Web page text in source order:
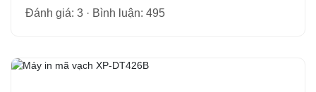
Đánh giá: 3 · Bình luận: 495